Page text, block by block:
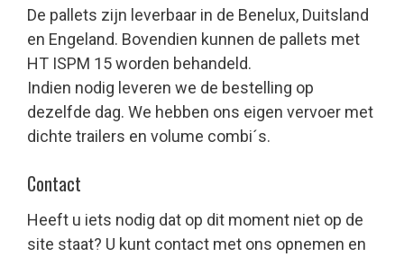
De pallets zijn leverbaar in de Benelux, Duitsland
en Engeland. Bovendien kunnen de pallets met
HT ISPM 15 worden behandeld.
Indien nodig leveren we de bestelling op
dezelfde dag. We hebben ons eigen vervoer met
dichte trailers en volume combi´s.
Contact
Heeft u iets nodig dat op dit moment niet op de
site staat? U kunt contact met ons opnemen en